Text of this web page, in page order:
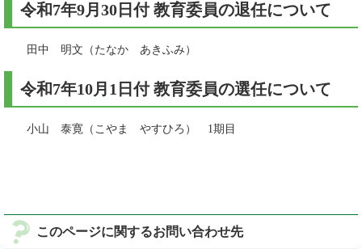
令和7年9月30日付 教育委員の退任について
田中 明文（たなか あきふみ）
令和7年10月1日付 教育委員の選任について
小山 泰寛（こやま やすひろ） 1期目
このページに関するお問い合わせ先